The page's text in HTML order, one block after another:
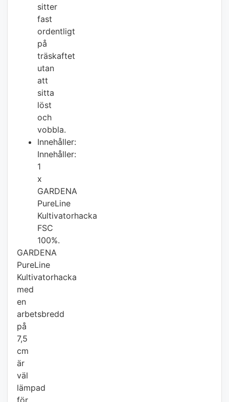
sitter
fast
ordentligt
på
träskaftet
utan
att
sitta
löst
och
vobbla.
Innehåller:
Innehåller:
1
x
GARDENA
PureLine
Kultivatorhacka
FSC
100%.
GARDENA
PureLine
Kultivatorhacka
med
en
arbetsbredd
på
7,5
cm
är
väl
lämpad
för